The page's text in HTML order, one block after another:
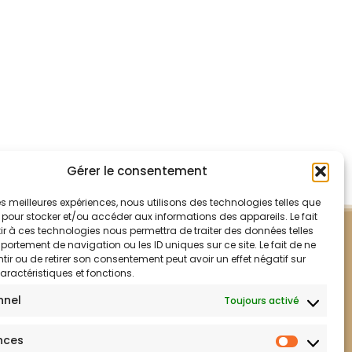
Gérer le consentement
meilleures expériences, nous utilisons des technologies telles que
stocker et/ou accéder aux informations des appareils. Le fait
à ces technologies nous permettra de traiter des données telles
de navigation ou les ID uniques sur ce site. Le fait de ne
ou de retirer son consentement peut avoir un effet négatif sur
et fonctions.
Toujours activé